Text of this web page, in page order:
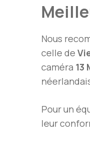
Nous
celle de
caméra 13
Pour un
leur